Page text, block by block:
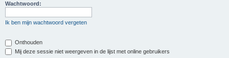
Wachtwoord:
Ik ben mijn wachtwoord vergeten
Onthouden
Mij deze sessie niet weergeven in de lijst met online gebruikers